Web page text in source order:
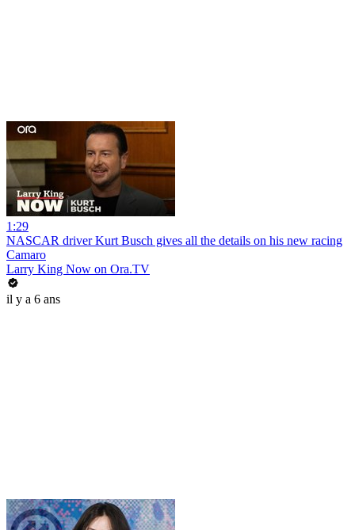
1:29
NASCAR driver Kurt Busch gives all the details on his new racing
Camaro
Larry King Now on Ora.TV
il y a 6 ans